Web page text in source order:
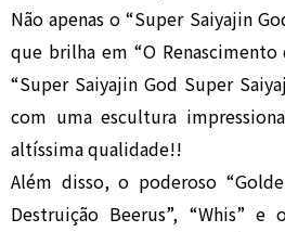
Não apenas o “Super Saiyajin
que brilha em “O Renascimento
“Super Saiyajin God Super
com uma escultura
altíssima qualidade!!
Além disso, o poderoso
Destruição Beerus”, “Whis” e